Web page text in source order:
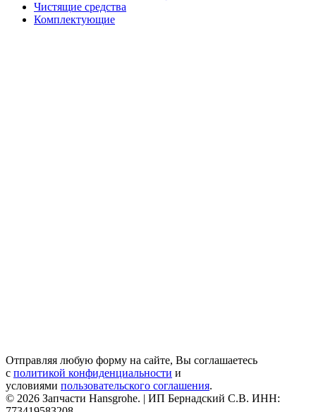
Чистящие средства
Комплектующие
Отправляя любую форму на сайте, Вы соглашаетесь
с политикой конфиденциальности и
условиями пользовательского соглашения.
© 2026 Запчасти Hansgrohe. | ИП Бернадский С.В. ИНН: